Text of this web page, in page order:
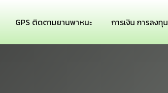
GPS ติดตามยานพาหนะ การเงิน การลงทุน